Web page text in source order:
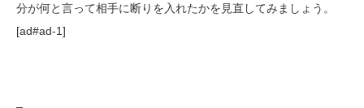
分が何と言って相手に断りを入れたかを見直してみましょう。
[ad#ad-1]